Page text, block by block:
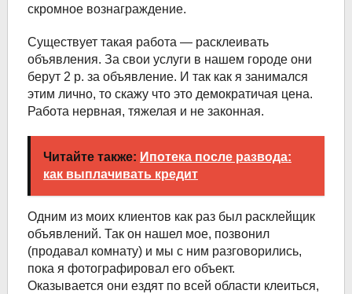
скромное вознаграждение.
Существует такая работа — расклеивать
объявления. За свои услуги в нашем городе они
берут 2 р. за объявление. И так как я занимался
этим лично, то скажу что это демократичая цена.
Работа нервная, тяжелая и не законная.
Читайте также: Ипотека после развода:
как выплачивать кредит
Одним из моих клиентов как раз был расклейщик
объявлений. Так он нашел мое, позвонил
(продавал комнату) и мы с ним разговорились,
пока я фотографировал его объект.
Оказывается они ездят по всей области клеиться,